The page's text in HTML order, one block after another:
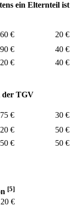
ein Elternteil ist
60 €
20 €
90 €
40 €
€ 40 €
der TGV
75 €
30 €
€
50 €
€ 50 €
[5]
€